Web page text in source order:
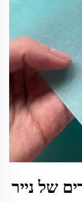
של נייר